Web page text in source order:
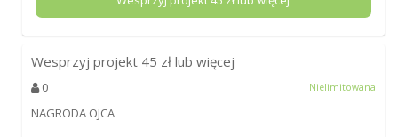
Wesprzyj projekt 45 zł lub więcej
0 Nielimitowana
NAGRODA OJCA